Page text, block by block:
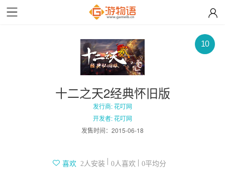
10
十二之天2经典怀旧版
发行商: 花叮网
开发者: 花叮网
发售时间： 2015-06-18
喜欢 2人安装 0人喜欢 0平均分